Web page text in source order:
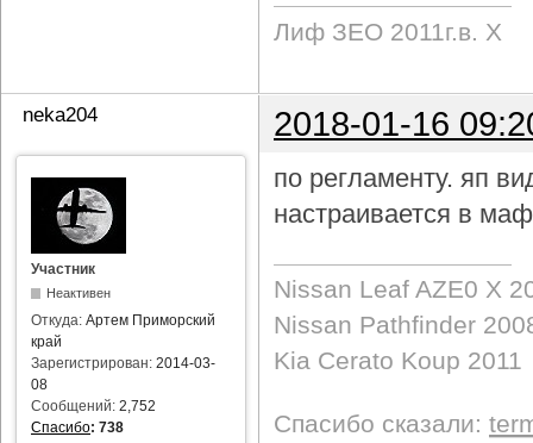
Лиф ЗЕО 2011г.в. Х
neka204 2018-01-16
Участник
Неактивен
Откуда: Артем Приморский
край
Зарегистрирован: 2014-03-
08
Сообщений: 2,752
Спасибо: 738
по регламенту. яп
настраивается в
Nissan Leaf AZE0 X
Nissan Pathfinder
Kia Cerato Koup 2011
Спасибо сказали: